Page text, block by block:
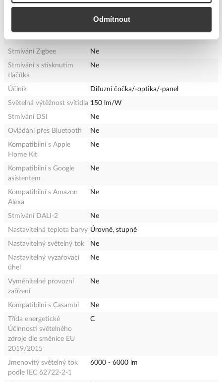
Odmítnout
Stmívání redukcí sinusové Ne
Stmívání Zigbee
Ne
Stmívání s stisknutím
tlačítka
Ne
Účiník
Difuzní čočka/-optika/-panel
Světelná výtěžnost svítidla 150 lm/W
Stmívání DSI
Ne
Ovládání přes Bluetooth
Ne
Kompatibilní s Apple
Home Kit
Ne
Kompatibilní s Google
asistentem
Ne
Kompatibilní s Amazon
Alexa
Ne
Stmívání DALI-2
Ne
Nastavitelná teplota barvy Úrovně, stupně
Nastavitelný světelný tok
Ne
Nastavitelný vyzařovací
úhel
Ne
Vyměnitelné provozní
zařízení
Ne
Kompatibilní s Casambi
Ne
Třída energetické
Účinnosti světelného
zdroje dle směnice EU
2019/2015
C
Jmenovitý světelný tok
podle IEC 62722-2-1
6000 - 6000 lm